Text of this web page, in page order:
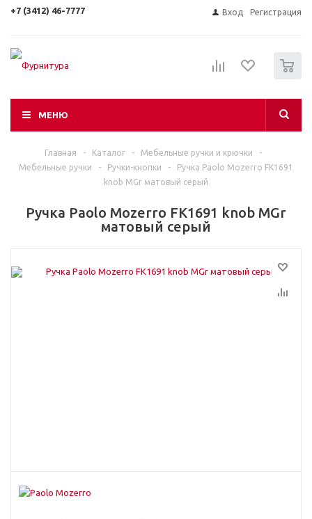
+7 (3412) 46-7777 Вход Регистрация
МЕНЮ
Главная - Каталог - Мебельные ручки и крючки
-
Мебельные ручки
- Ручки-кнопки -
Ручка Paolo Mozerro FK1691
knob МGr матовый серый
Ручка Paolo Mozerro FK1691 knob МGr
матовый серый